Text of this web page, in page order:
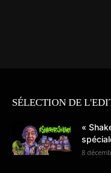
SÉLECTION DE
«
8